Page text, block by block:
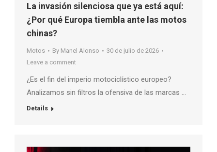
La invasión silenciosa que ya está aquí:
¿Por qué Europa tiembla ante las motos
chinas?
Motos By Manel Alonso
30 de julio de 2026
Leave a comment
¿Es el fin del imperio motociclístico europeo?
Analizamos sin filtros la ofensiva de las marcas …
Details